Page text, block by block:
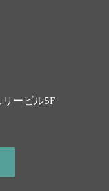
ービル5F